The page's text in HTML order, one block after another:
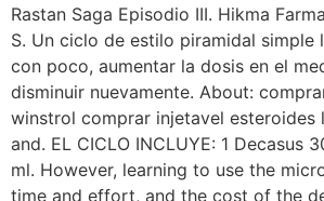
Rastan Saga Episodio III. Hikma
S. Un ciclo de estilo piramidal simple
con poco, aumentar la dosis en el
disminuir nuevamente. About:
winstrol comprar injetavel esteroides
and. EL CICLO INCLUYE: 1 Decasus
ml. However, learning to use the
time and effort, and the cost of the